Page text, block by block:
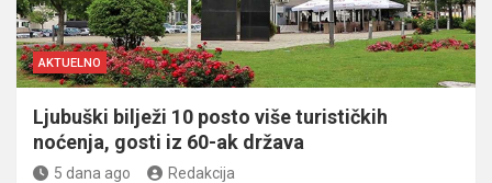
AKTUELNO
Ljubuški bilježi 10 posto više turističkih
noćenja, gosti iz 60-ak država
5 dana ago Redakcija